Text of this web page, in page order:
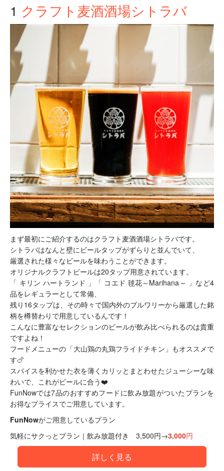
1 クラフト麦酒酒場シトラバ
まず最初にご紹介するのはクラフト麦酒酒場シトラバです。
シトラバはなんと壁にビールタップがずらりと並んでいて、
厳選された様々なビールを味わうことができます。
オリジナルクラフトビールは20タップ用意されています。
「 キリン ハートランド 」「 コエド 毬花～Marihana～ 」など4
品をレギュラーとして常備、
残り16タップは、その時々で国内外のブルワリーから厳選した銘
柄を樽替わりで用意しているんです！
こんなに豊富なセレクションのビールが飲み比べられるのは貴重
ですよね！
フードメニューの「大山鶏の丸鶏フライドチキン」もオススメで
す🍗
スパイスを利かせた衣を薄くカリッとまとわせたジューシーな味
わいで、これがビールに合う❤️
FunNowでは7品のおすすめフードに飲み放題がついたプランを
お得なプライスでご用意しています。
FunNowがご用意しているプラン
気軽にサクっとプラン｜飲み放題付き 3,500円→3,000円
詳しく見る